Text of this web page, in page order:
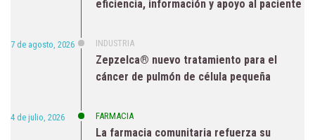
eficiencia, información y apoyo al paciente
7 de agosto, 2026 INDUSTRIA
Zepzelca® nuevo tratamiento para el
cáncer de pulmón de célula pequeña
4 de julio, 2026 FARMACIA
La farmacia comunitaria refuerza su